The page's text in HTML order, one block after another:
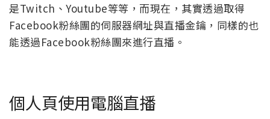
是Twitch、Youtube等等，而現在，其實透過取得
Facebook粉絲團的伺服器網址與直播金鑰，同樣的也
能透過Facebook粉絲團來進行直播。
個人頁使用電腦直播